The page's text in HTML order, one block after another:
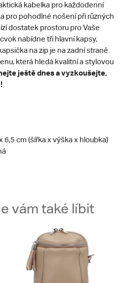
kabelka pro každodenní
pro pohodlné nošení při různých
dostatek prostoru pro Vaše
nabídne tři hlavní kapsy,
na zip je na zadní straně.
která hledá kvalitní a stylovou
ještě dnes a vyzkoušejte,
6,5 cm (šířka x výška x hloubka)
vám také líbit